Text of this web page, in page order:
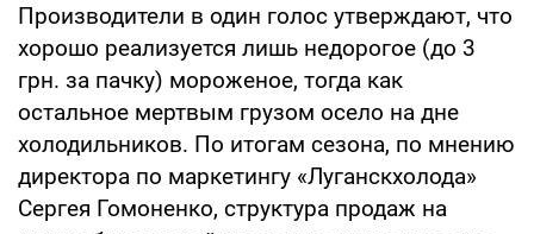
Производители в один голос утверждают, что
хорошо реализуется лишь недорогое (до 3
грн. за пачку) мороженое, тогда как
остальное мертвым грузом осело на дне
холодильников. По итогам сезона, по мнению
директора по маркетингу «Луганскхолода»
Сергея Гомоненко, структура продаж на